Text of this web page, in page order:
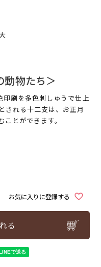
動物たち＞
刷を多色刺しゅうで仕上
される十二支は、お正月
とができます。
お気に入りに登録する
る